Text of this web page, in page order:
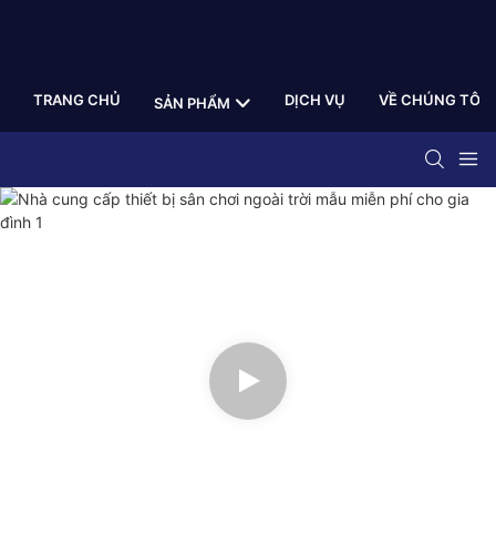
TRANG CHỦ SẢN PHẨM DỊCH VỤ VỀ CHÚNG TÔI